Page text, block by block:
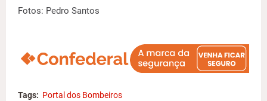
Fotos: Pedro Santos
Tags: Portal dos Bombeiros